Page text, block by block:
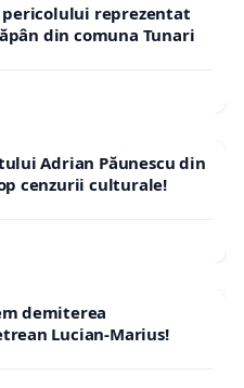
reprezentat
din comuna Tunari
Adrian Păunescu din
cenzurii culturale!
demiterea
Lucian-Marius!